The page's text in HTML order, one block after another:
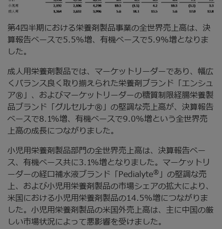
第4四半期における栄養剤製品事業の全世界売上高は、決
算報告ベースで5.5%増、有機ベースで5.9%増となりま
した。
成人用栄養剤製品では、マーケットリーダーであり、幅広
くバランス良く取り揃えられた栄養剤ブランド「エンシュ
ア®」、およびマーケットリーダーの糖質制限経腸栄養製
品ブランド「グルセルナ®」の堅調な売上高が、決算報告
ベースで8.1%増、有機ベースで9.0%増という全世界売
上高の成長につながりました。
小児用栄養剤製品部門の全世界売上高は、決算報告ベー
ス、有機ベース共に3.1%増となりました。マーケットリ
ーダーの経口補水液ブランド「Pedialyte®」の堅調な売
上、および小児用栄養剤製品の市場シェアの拡大により、
米国における小児用栄養剤製品の14.5%増につながりま
した。小児用栄養剤製品の米国外売上高は、主に中国の厳
しい市場状況によって悪影響を受けました。